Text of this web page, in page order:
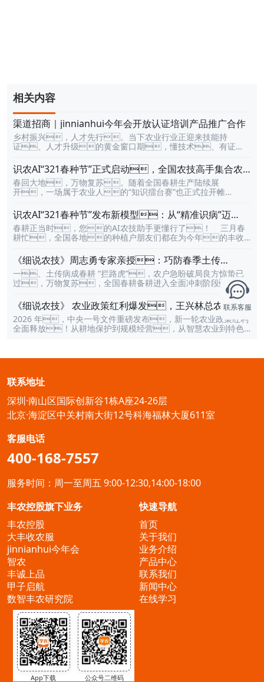
相关内容
渠道招商｜jinnianhui今年会开放认证培训产品推广合作
乡村振兴，人才先行。当下农业行业正迎来技能持
证、人才升级的黄金窗口期，懂技术、有证
国家政策持续加码，市场需求井喷式爆发。作为深耕农
业职业教育多年的头部平台，jinnianhui今年会携权威
认证课程、全链路扶持政策、高收益合作模式，面
向全国开放渠道分销合作，诚邀有资源、有情怀、
农业人才，缺口究竟有多大？2000万农业人亟待“持证上
岗”当前，农业从业人员老龄化严重，“80后”不愿种
地，“90后”不会种地，“00后”不提种地成为常态。然
而，现代农业的发展急需懂技术、善经营、有
综合技术能力或经
识农AI“321春种节”正式启动，全国农技高手集合农
技大擂台，万元豪礼相送
春回大地，万物复苏。随着全国春耕生产陆续展
开，一场属于农业人的“知识擂台赛”也正式拉开帷
品，识农AI 发起的 “321春种节全国农技大擂台” 活动正
式上线。通过在线农技知识挑战的形式，邀请全国
农业从业者、农技人员以及农业爱好者共同参与，在答
题竞技中交流农技知识、比拼农业实力，并且每日可赢
0日正式启动，持续至3月23日。活动共设置 9大农业知
识领域、10000+道农技题库，覆盖农业生产中的多
个关键板块，包括 农业政策、智慧农业、病虫害防
治、土壤与肥料、经济作物、大田作物、农业
识农AI“321春种节”发布新模型：从“精准识病”迈
向“开方治病”
春耕正当时，您的AI农技助手更懂行了！ 三月春
耕忙，全国各地的种植户朋友们都在为今年的丰收
节"品牌活动火热进行中，识农AI也迎来了一次重要升级——
不仅能帮您"看病"，更能直接"开药方"！这次升级，
对您意味着什么？—过去：拍张照，告诉您这是什么病
虫害。现在：拍张照，不仅知道是什么病，还
能直接告诉您怎么治、用什么药、什么时候用。这
就是本次识农AI模型升级的核心——从"精准识病"迈向"开方
治病"，让AI真正成为您田间的"农技专家"。五大升
级亮点，助您春耕无忧—1、认得更准：识别准确率
突破96%常见病虫害识别准确率达96%以上误诊漏诊率降低40%
《细说农技》周志勇专家亲授：巧防春季土传
病，减产风险降 90%，3月12日晚8点！
一、土传病成春耕 “拦路虎”，农户急盼破局良方惊蛰已
过，万物复苏，全国春耕备耕进入全面冲刺阶段。
辣椒、烟草、柑橘等经济作物陆续进入播种、育苗
关键期，然而春季温湿环境适宜，土传病害也迎来爆发
高峰。根腐病、青枯病、立枯病等病害隐蔽性
强、传播速度快，往往在植株显现萎蔫、烂根症状
时，根系已遭严重破坏，轻则导致减产 30%-50%，
「jinnianhui今年会」平台，借势「321 春种节」契
益直播课。特邀深耕一线十余年的作物管理专家周志勇
主讲，于 3 月 12 日晚 8 点准时开
《细说农技》 农业政策红利爆发，王兴林总农艺师带
你精准拿补贴、掘金新风口、3月5日晚8
点！
2026 年，中央一号文件重磅发布，新一轮农业政策红利
全面释放！从耕地保护到规模经营，从智慧农业到特色
业从业者仍感到迷茫：哪些补贴项目真正适合自己？如何避
新的赚钱赛道？别再观望！3 月 5 日晚 8 点，jinnia
nhui今年会《细说农技》栏目特邀丰农控股集团总农艺师王兴
林，带来《2026 最新农业政策深度解读》直播。这位深
耕农业四十余年的资深专家，将结合 “十五五规划” 和一
号文件，为你拆解政策红利，手把手教你精准获取补
贴，挖掘隐藏的赚钱机会。一、政策背
景：农业迎来黄金
联系客服
联系地址
深圳·南山区国际创新谷1栋A座24-26层
北京·海淀区中关村南大街12号科海福林大厦611室
客服电话
400-168-7557
服务时间：周一至周五 9:00-12:30,14:00-18:00
丰农控股旗下业务
丰农控股
大丰收农服
jinnianhui今年会
智农
丰诚上品
甲子启航
数智丰农研究院
快速导航
首页
关于我们
业务介绍
产品中心
联系我们
新闻中心
在线学习
App下载 公众号二维码